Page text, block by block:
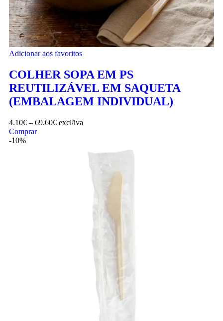
Adicionar aos favoritos
COLHER SOPA EM PS
REUTILIZÁVEL EM SAQUETA
(EMBALAGEM INDIVIDUAL)
4.10€ – 69.60€ excl/iva
Comprar
-10%